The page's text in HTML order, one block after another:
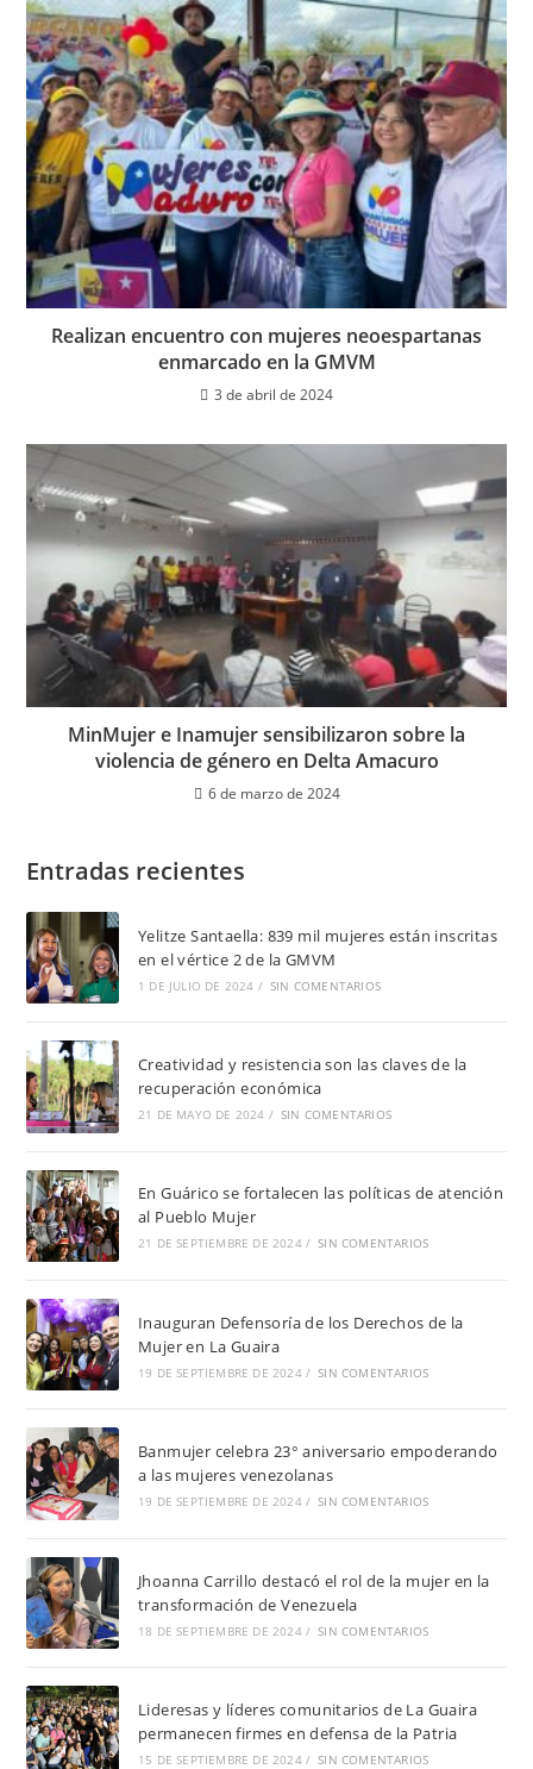
Realizan encuentro con mujeres neoespartanas
enmarcado en la GMVM
3 de abril de 2024
MinMujer e Inamujer sensibilizaron sobre la
violencia de género en Delta Amacuro
6 de marzo de 2024
Entradas recientes
Yelitze Santaella: 839 mil mujeres están inscritas
en el vértice 2 de la GMVM
1 DE JULIO DE 2024 / SIN COMENTARIOS
Creatividad y resistencia son las claves de la
recuperación económica
21 DE MAYO DE 2024 / SIN COMENTARIOS
En Guárico se fortalecen las políticas de atención
al Pueblo Mujer
21 DE SEPTIEMBRE DE 2024 / SIN COMENTARIOS
Inauguran Defensoría de los Derechos de la
Mujer en La Guaira
19 DE SEPTIEMBRE DE 2024 / SIN COMENTARIOS
Banmujer celebra 23° aniversario empoderando
a las mujeres venezolanas
19 DE SEPTIEMBRE DE 2024 / SIN COMENTARIOS
Jhoanna Carrillo destacó el rol de la mujer en la
transformación de Venezuela
18 DE SEPTIEMBRE DE 2024 / SIN COMENTARIOS
Lideresas y líderes comunitarios de La Guaira
permanecen firmes en defensa de la Patria
15 DE SEPTIEMBRE DE 2024 / SIN COMENTARIOS